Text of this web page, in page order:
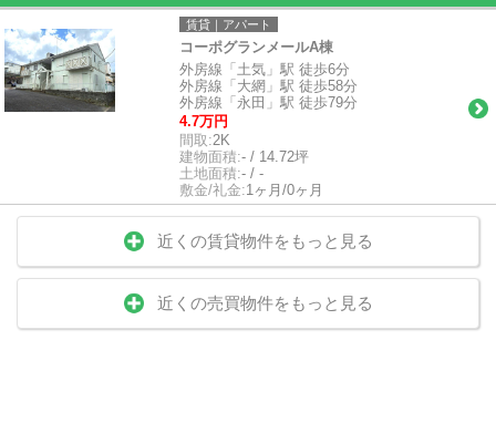
賃貸｜アパート
コーポグランメールA棟
外房線「土気」駅 徒歩6分
外房線「大網」駅 徒歩58分
外房線「永田」駅 徒歩79分
4.7万円
間取:2K
建物面積:- / 14.72坪
土地面積:- / -
敷金/礼金:1ヶ月/0ヶ月
近くの賃貸物件をもっと見る
近くの売買物件をもっと見る